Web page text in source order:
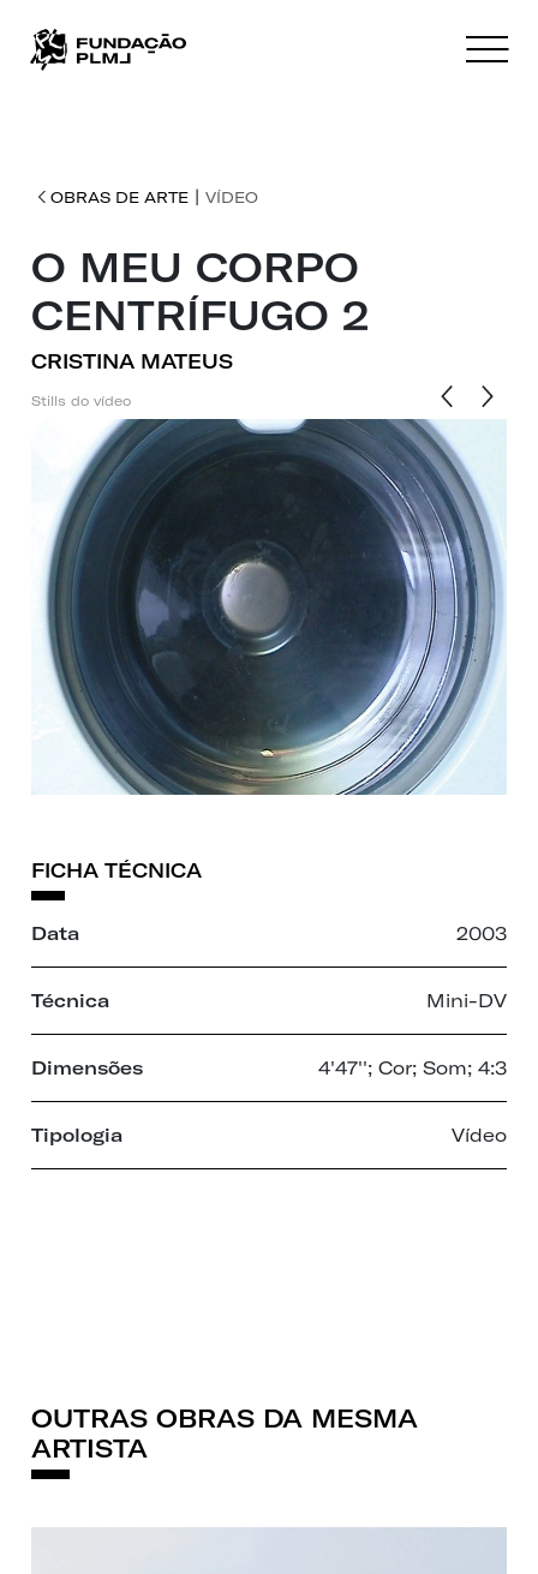
OBRAS DE ARTE| VÍDEO
O MEU CORPO
CENTRÍFUGO 2
CRISTINA MATEUS
Stills do vídeo
FICHA TÉCNICA
Data 2003
Técnica Mini-DV
Dimensões 4'47''; Cor; Som; 4:3
Tipologia Vídeo
OUTRAS OBRAS DA MESMA
ARTISTA